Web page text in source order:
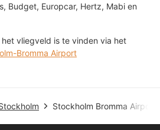
Budget, Europcar, Hertz, Mabi en
vliegveld is te vinden via het
Bromma Airport
Stockholm Bromma Airport